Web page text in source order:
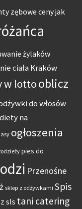
zębowe cenyjak
żylaków
ciała Kraków
w lottooblicz
do włosów
na
ogłoszenia
pies do
Przenośne
sklep z odżywkami Spis
sls tani catering